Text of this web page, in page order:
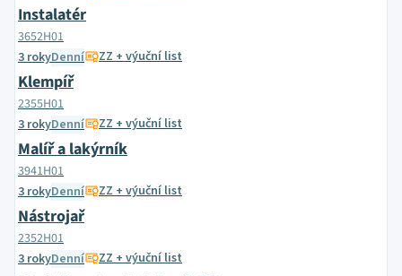
Instalatér
3652H01
3 rokyDenní ZZ + výuční list
Klempíř
2355H01
3 rokyDenní ZZ + výuční list
Malíř a lakýrník
3941H01
3 rokyDenní ZZ + výuční list
Nástrojař
2352H01
3 rokyDenní ZZ + výuční list